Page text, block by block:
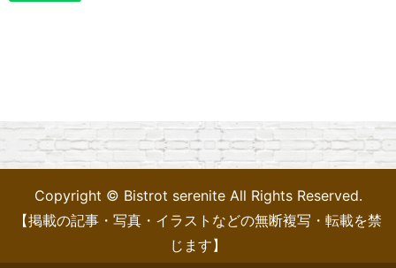
Copyright © Bistrot serenite All Rights Reserved.
【掲載の記事・写真・イラストなどの無断複写・転載を禁
じます】